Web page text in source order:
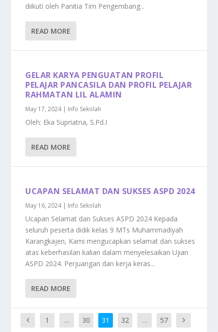
diikuti oleh Panitia Tim Pengembang...
READ MORE
GELAR KARYA PENGUATAN PROFIL
PELAJAR PANCASILA DAN PROFIL PELAJAR
RAHMATAN LIL ALAMIN
May 17, 2024| Info Sekolah
Oleh: Eka Supriatna, S.Pd.I
READ MORE
UCAPAN SELAMAT DAN SUKSES ASPD 2024
May 16, 2024| Info Sekolah
Ucapan Selamat dan Sukses ASPD 2024 Kepada
seluruh peserta didik kelas 9 MTs Muhammadiyah
Karangkajen, Kami mengucapkan selamat dan sukses
atas keberhasilan kalian dalam menyelesaikan Ujian
ASPD 2024. Perjuangan dan kerja keras...
READ MORE
1 … 30 31 32 … 57